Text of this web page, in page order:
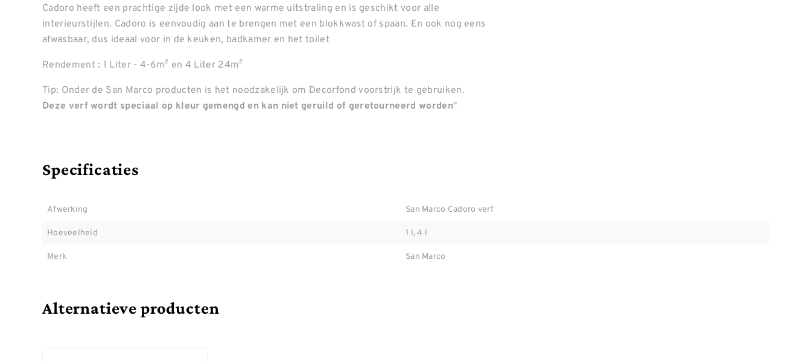
Cadoro heeft een prachtige zijde look met een warme uitstraling en is geschikt voor alle
interieurstijlen. Cadoro is eenvoudig aan te brengen met een blokkwast of spaan. En ook nog eens
afwasbaar, dus ideaal voor in de keuken, badkamer en het toilet
Rendement : 1 Liter - 4-6m² en 4 Liter 24m²
Tip: Onder de San Marco producten is het noodzakelijk om Decorfond voorstrijk te gebruiken.
Deze verf wordt speciaal op kleur gemengd en kan niet geruild of geretourneerd worden"
Specificaties
Afwerking
San Marco Cadoro verf
Hoeveelheid
1 l, 4 l
Merk
San Marco
Alternatieve producten